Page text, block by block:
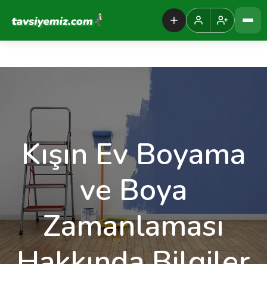
Tavsiyemiz Anasayfa
Kışın Ev Boyama
ve Boya
Zamanlaması
Hakkında Bilgiler